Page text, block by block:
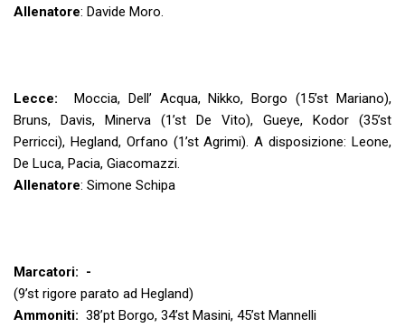
Allenatore: Davide Moro.
Lecce: Moccia, Dell’ Acqua, Nikko, Borgo (15’st Mariano),
Bruns, Davis, Minerva (1’st De Vito), Gueye, Kodor (35’st
Perricci), Hegland, Orfano (1’st Agrimi). A disposizione: Leone,
De Luca, Pacia, Giacomazzi.
Allenatore: Simone Schipa
Marcatori: -
(9’st rigore parato ad Hegland)
Ammoniti: 38’pt Borgo, 34’st Masini, 45’st Mannelli